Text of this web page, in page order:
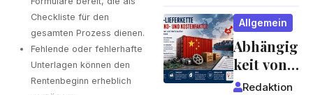
Checkliste für den
gesamten Prozess dienen.
Fehlende oder fehlerhafte
Unterlagen können den
Rentenbeginn erheblich
Erfahrung
ein Blick,
der sich
lohnt
Allgemein
Abhängig
keit von
China:
Redaktion